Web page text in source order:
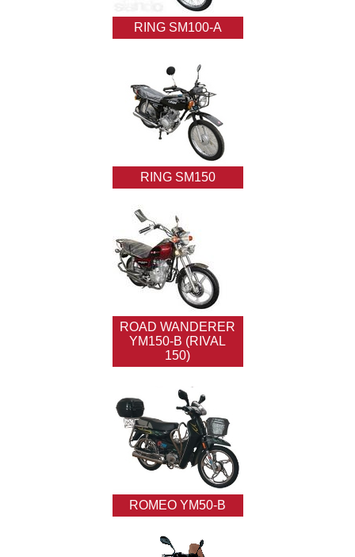
RING SM100-A
RING SM150
ROAD WANDERER
YM150-B (RIVAL
150)
ROMEO YM50-B